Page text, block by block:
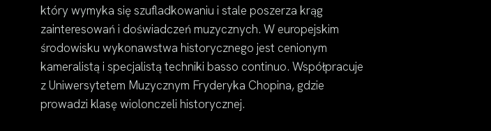
który wymyka się szufladkowaniu i stale poszerza krąg
zainteresowań i doświadczeń muzycznych. W europejskim
środowisku wykonawstwa historycznego jest cenionym
kameralistą i specjalistą techniki basso continuo. Współpracuje
z Uniwersytetem Muzycznym Fryderyka Chopina, gdzie
prowadzi klasę wiolonczeli historycznej.